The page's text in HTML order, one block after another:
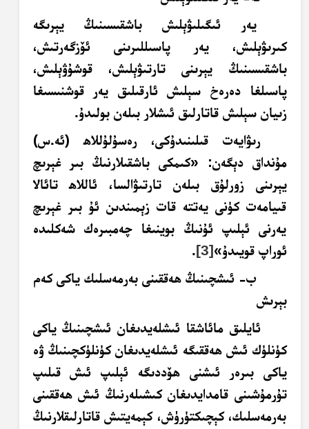
يەر ئىگىلىۋېلىش باشقىسىنىڭ يېرىگە
كىرىۋېلىش، يەر پاسىللىرىنى ئۆزگەرتىش،
باشقىسىنىڭ يېرىنى تارتىۋېلىش، قوشۇۋېلىش،
پاسىلغا دەرەخ سېلىش ئارقىلىق يەر قوشنىسىغا
زىيان سېلىش قاتارلىق ئىشلار بىلەن بولىدۇ.
رىۋايەت قىلىنىدۇكى، رەسۇلۇللاھ (ئە.س)
مۇنداق دېگەن: «كىمكى باشقىلارنىڭ بىر غېرىچ
يېرىنى زورلۇق بىلەن تارتىۋالسا، ئاللاھ تائالا
قىيامەت كۈنى يەتتە قات زېمىندىن ئۇ بىر غېرىچ
يەرنى ئېلىپ ئۇنىڭ بوينىغا چەمبىرەك شەكلىدە
ئوراپ قويىدۇ»[3]
.
ب- ئىشچىنىڭ ھەققىنى بەرمەسلىك ياكى كەم
بېرىش
ئايلىق مائاشقا ئىشلەيدىغان ئىشچىنىڭ ياكى
كۈنلۈك ئىش ھەققىگە ئىشلەيدىغان كۈنلۈكچىنىڭ ۋە
ياكى بىرەر ئىشنى ھۆددىگە ئېلىپ ئىش قىلىپ
تۇرمۇشىنى قامدايدىغان كىشىلەرنىڭ ئىش ھەققىنى
بەرمەسلىك، كېچىكتۈرۈش، كېمەيتىش قاتارلىقلارنىڭ